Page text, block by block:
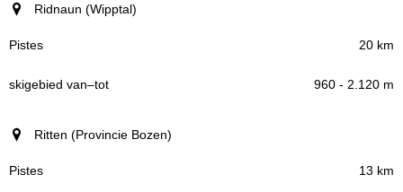
Ridnaun (Wipptal)
20 km
960 - 2.120 m
Ritten (Provincie Bozen)
13 km